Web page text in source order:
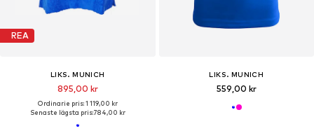
REA
LIKS. MUNICH
895,00 kr
Ordinarie pris: 1 119,00 kr
Senaste lägsta pris:784,00 kr
LIKS. MUNICH
559,00 kr